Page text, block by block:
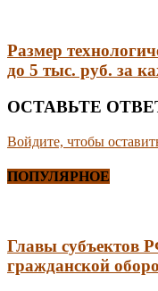
Размер
до 5 тыс. руб. за
ОСТАВЬТЕ
Войдите, чтобы
ПОПУЛЯРНОЕ
Главы субъектов
гражданской